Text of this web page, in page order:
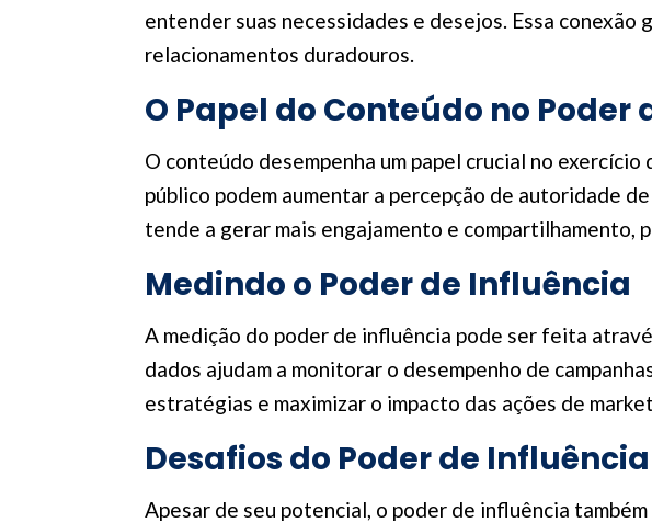
entender suas necessidades e desejos. Essa
relacionamentos duradouros.
O Papel do Conteúdo no Poder
O conteúdo desempenha um papel crucial no
público podem aumentar a percepção de autoridade
tende a gerar mais engajamento e compartilhamento,
Medindo o Poder de Influência
A medição do poder de influência pode ser feita
dados ajudam a monitorar o desempenho de
estratégias e maximizar o impacto das ações de
Desafios do Poder de Influência
Apesar de seu potencial, o poder de influência